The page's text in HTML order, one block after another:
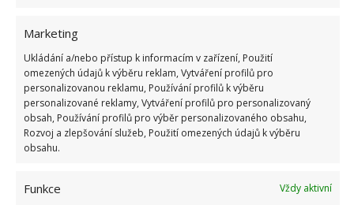
Marketing
Ukládání a/nebo přístup k informacím v zařízení, Použití
omezených údajů k výběru reklam, Vytváření profilů pro
personalizovanou reklamu, Používání profilů k výběru
personalizované reklamy, Vytváření profilů pro personalizovaný
obsah, Používání profilů pro výběr personalizovaného obsahu,
Rozvoj a zlepšování služeb, Použití omezených údajů k výběru
obsahu.
Funkce
Vždy aktivní
Fotografie: Rémi Vincent & Frédérique Dumas